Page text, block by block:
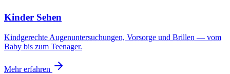
Kinder Sehen
Kindgerechte Augenuntersuchungen, Vorsorge und Brillen — vom
Baby bis zum Teenager.
Mehr erfahren